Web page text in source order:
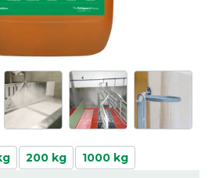
200 kg 1000 kg